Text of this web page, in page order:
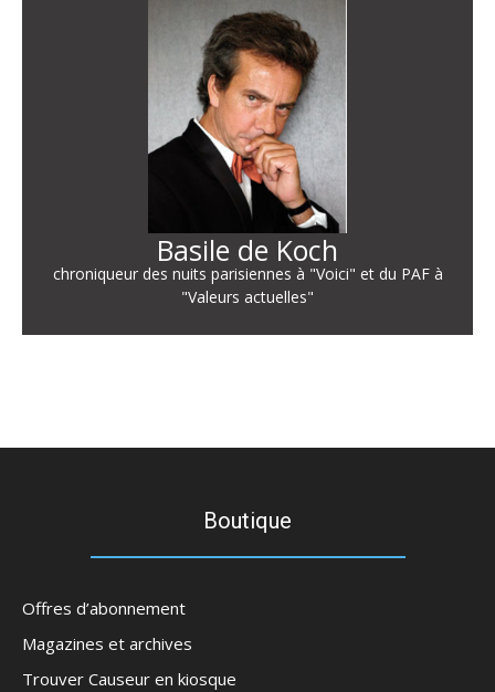
Basile de Koch
chroniqueur des nuits parisiennes à "Voici" et du PAF à
"Valeurs actuelles"
Boutique
Offres d’abonnement
Magazines et archives
Trouver Causeur en kiosque